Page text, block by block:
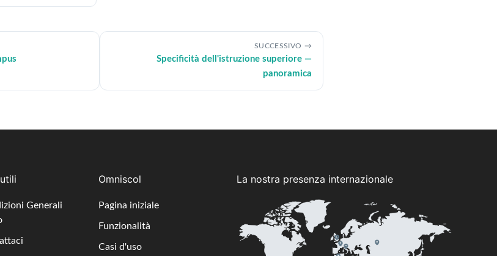
SUCCESSIVO
Specificità dell'istruzione superiore —
panoramica
Generali
Omniscol
Pagina iniziale
Funzionalità
Casi d'uso
La nostra presenza internazionale